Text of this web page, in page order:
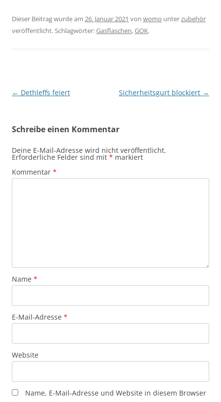
Dieser Beitrag wurde am 26. Januar 2021 von womo unterzubehör
veröffentlicht. Schlagwörter:Gasflaschen,GOK.
Beitragsnavigation
← Dethleffs feiert Sicherheitsgurt blockiert →
Schreibe einen Kommentar
Deine E-Mail-Adresse wird nicht veröffentlicht.
Erforderliche Felder sind mit * markiert
Kommentar *
Name *
E-Mail-Adresse *
Website
Name, E-Mail-Adresse und Website in diesem Browser